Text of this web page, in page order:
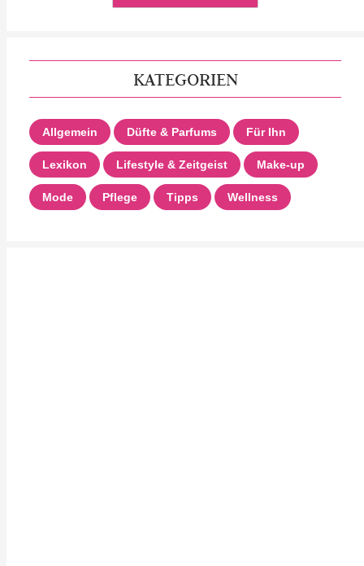
KATEGORIEN
Allgemein Düfte & Parfums Für Ihn
Lexikon Lifestyle & Zeitgeist Make-up
Mode Pflege Tipps Wellness